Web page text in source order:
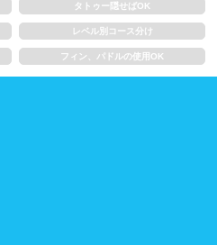
タトゥー隠せばOK
レベル別コース分け
フィン、パドルの使用OK
水泳帽、ゴーグル
利用